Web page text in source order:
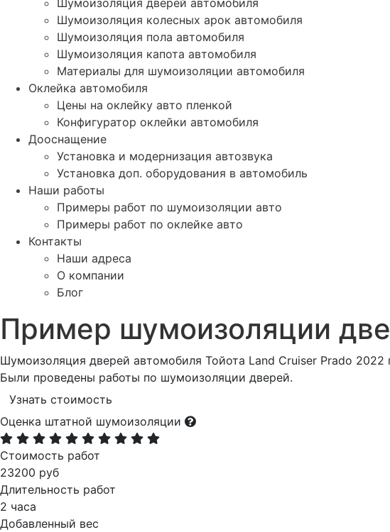
Шумоизоляция колесных арок автомобиля
Шумоизоляция пола автомобиля
Шумоизоляция капота автомобиля
Материалы для шумоизоляции автомобиля
Оклейка автомобиля
Цены на оклейку авто пленкой
Конфигуратор оклейки автомобиля
Дооснащение
Установка и модернизация автозвука
Установка доп. оборудования в автомобиль
Наши работы
Примеры работ по шумоизоляции авто
Примеры работ по оклейке авто
Контакты
Наши адреса
О компании
Блог
Пример шумоизоляции
Шумоизоляция дверей автомобиля Тойота Land Cruiser Prado 2022
Были проведены работы по шумоизоляции дверей.
Узнать стоимость
Оценка штатной шумоизоляции
Стоимость работ
23200 руб
Длительность работ
2 часа
Добавленный вес